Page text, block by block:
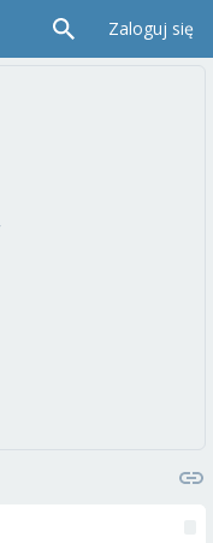
Zaloguj się